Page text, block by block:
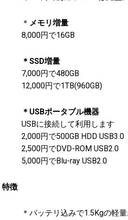
＊ メモリ増量
8,000円で16GB
＊SSD増量
7,000円で480GB
12,000円で1TB(960GB)
＊USBポータブル機器
USBに接続して利用します
2,000円で500GB HDD USB3.0
2,500円でDVD-ROM USB2.0
5,000円でBlu-ray USB2.0
特徴
＊バッテリ込みで1.5Kgの軽